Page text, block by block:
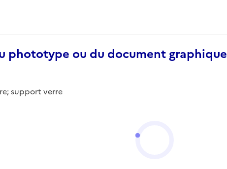
phototype ou du document graphique
support verre